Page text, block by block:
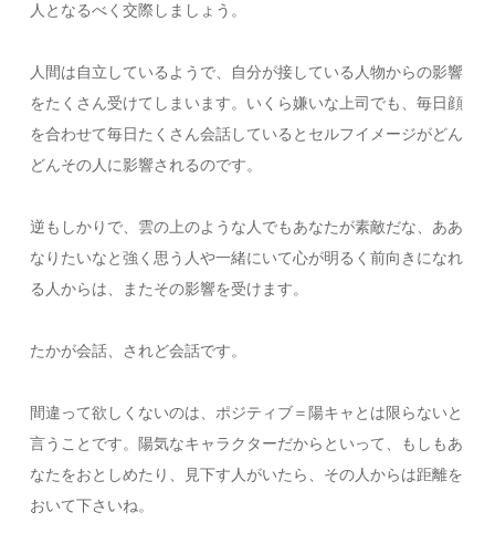
人となるべく交際しましょう。
人間は自立しているようで、自分が接している人物からの影響
をたくさん受けてしまいます。いくら嫌いな上司でも、毎日顔
を合わせて毎日たくさん会話しているとセルフイメージがどん
どんその人に影響されるのです。
逆もしかりで、雲の上のような人でもあなたが素敵だな、ああ
なりたいなと強く思う人や一緒にいて心が明るく前向きになれ
る人からは、またその影響を受けます。
たかが会話、されど会話です。
間違って欲しくないのは、ポジティブ＝陽キャとは限らないと
言うことです。陽気なキャラクターだからといって、もしもあ
なたをおとしめたり、見下す人がいたら、その人からは距離を
おいて下さいね。